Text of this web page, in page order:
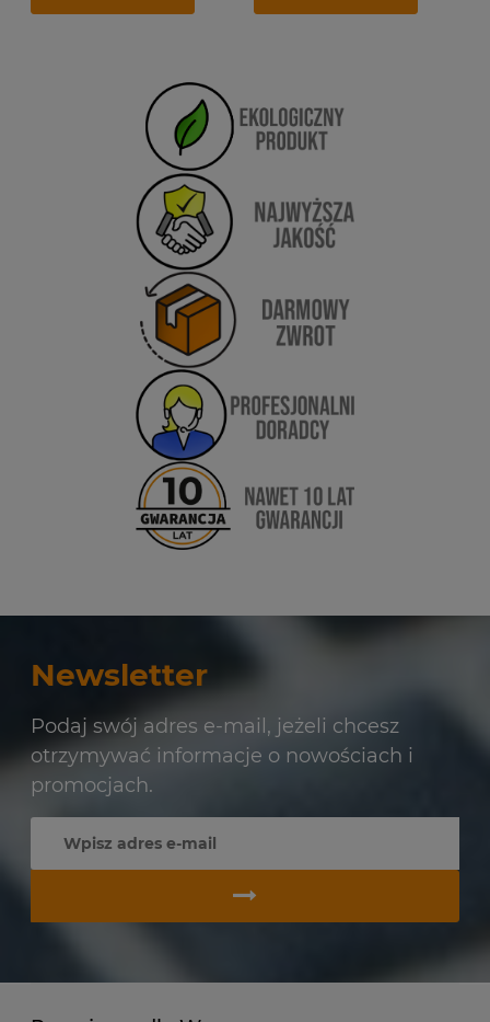
Newsletter
Podaj swój adres e-mail, jeżeli chcesz
otrzymywać informacje o nowościach i
promocjach.